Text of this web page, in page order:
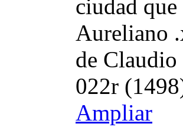
ciudad
Aureliano
de
022r
Ampliar